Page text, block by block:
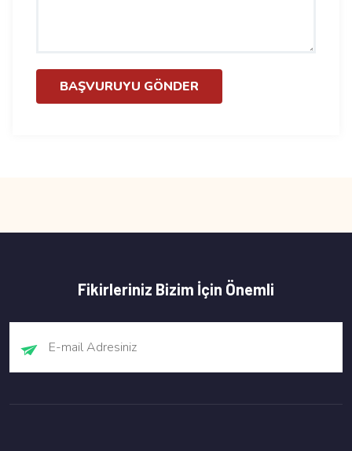
BAŞVURUYU GÖNDER
Fikirleriniz Bizim İçin Önemli